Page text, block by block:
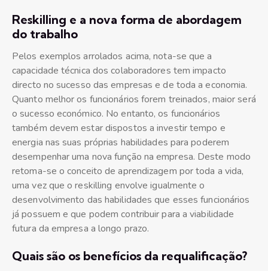
Reskilling e a nova forma de abordagem
do trabalho
Pelos exemplos arrolados acima, nota-se que a
capacidade técnica dos colaboradores tem impacto
directo no sucesso das empresas e de toda a economia.
Quanto melhor os funcionários forem treinados, maior será
o sucesso económico. No entanto, os funcionários
também devem estar dispostos a investir tempo e
energia nas suas próprias habilidades para poderem
desempenhar uma nova função na empresa. Deste modo
retoma-se o conceito de aprendizagem por toda a vida,
uma vez que o reskilling envolve igualmente o
desenvolvimento das habilidades que esses funcionários
já possuem e que podem contribuir para a viabilidade
futura da empresa a longo prazo.
Quais são os benefícios da requalificação?